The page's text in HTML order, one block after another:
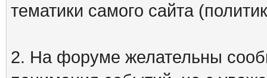
тематики самого сайта
2. На форуме желательны